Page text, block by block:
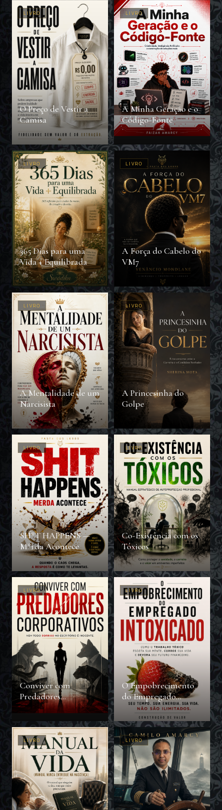
LIVRO
O Preço de Vestir a
Camisa
LIVRO
A Minha Geração e o
Código-Fonte
LIVRO
365 Dias para uma
Vida + Equilibrada
LIVRO
A Força do Cabelo do
VM7
LIVRO
A Mentalidade de um
Narcisista
LIVRO
A Princesinha do
Golpe
LIVRO
SH*T HAPPENS —
M*rda Acontece
LIVRO
Co-Existência com os
Tóxicos
LIVRO
Conviver com
Predadores
Corporativos
LIVRO
O Empobrecimento
do Empregado
Intoxicado
LIVRO LIVRO